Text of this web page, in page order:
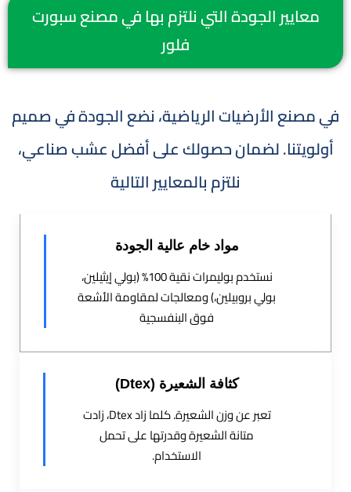
معايير الجودة التي نلتزم بها في مصنع سبورت
فلور
في مصنع الأرضيات الرياضية، نضع الجودة في صميم
أولويتنا. لضمان حصولك على أفضل عشب صناعي،
نلتزم بالمعايير التالية
مواد خام عالية الجودة
نستخدم بوليمرات نقية 100% (بولي إيثيلين،
بولي بروبيلين،) ومعالجات لمقاومة الأشعة
فوق البنفسجية
كثافة الشعيرة (Dtex)
تعبر عن وزن الشعيرة. كلما زاد Dtex، زادت
متانة الشعيرة وقدرتها على تحمل
الاستخدام.